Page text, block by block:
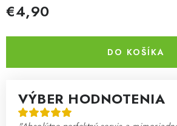
€4,90
DO KOŠÍKA
VÝBER HODNOTENIA